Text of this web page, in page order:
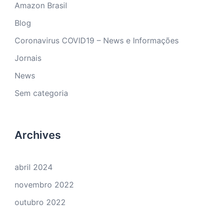
Amazon Brasil
Blog
Coronavirus COVID19 – News e Informações
Jornais
News
Sem categoria
Archives
abril 2024
novembro 2022
outubro 2022